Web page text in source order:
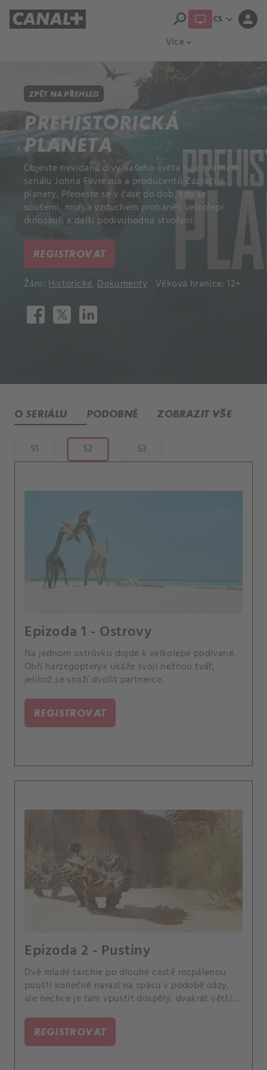
Více expand_more
search CS expand_more person
ZPĚT NA PŘEHLED
PREHISTORICKÁ
PLANETA
Objevte nevídané divy našeho světa v úchvatném
seriálu Johna Favreaua a producentů Zázračné
planety. Přeneste se v čase do dob, kdy se
soušemi, moři a vzduchem proháněli velkolepí
dinosauři a další podivuhodná stvoření.
REGISTROVAT
Žánr:Historické,Dokumenty Věková hranice: 12+
O SERIÁLU PODOBNÉ ZOBRAZIT VŠE
S1 S2 S3
Epizoda 1 - Ostrovy
Na jednom ostrůvku dojde k velkolepé podívané.
Obří harzegopteryx ukáže svojí nežnou tvář,
jelikož se snaží dvořit partnerce.
REGISTROVAT
Epizoda 2 - Pustiny
Dvě mladé tarchie po dlouhé cestě rozpálenou
pouští konečně narazí na spásu v podobě oázy,
ale nechce je tam vpustit dospělý, dvakrát větší
REGISTROVAT